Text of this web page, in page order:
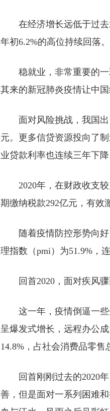
在经济增长远低于过去水
年初6.2%的高位持续回落。
稳就业，非常重要的一环
其来的新冠肺炎疫情让中
面对风险挑战，我国出
元。更多信贷资源投向了
业贷款利率也连续三年下
2020年，在财政收支较
期缴纳税款292亿元，有效
随着疫情防控形势向好
理指数（pmi）为51.9%，
回首2020，面对疾风骤
这一年，疫情倒逼一些
呈爆发式增长，远程办公
14.8%，占社会消费品零
回首刚刚过去的2020年
善，但是面对一系列困难